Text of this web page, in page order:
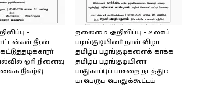
–
தீரன்
ஓரி நினைவு
நிகழ்வு
தலைமை அறிவிப்பு – உலகப்
பழங்குடியினர் நாள் விழா
தமிழ்ப் பழங்குடிகளைக் காக்க
தமிழ்ப் பழங்குடியினர்
பாதுகாப்புப் பாசறை நடத்தும்
மாபெரும் பொதுக்கூட்டம்